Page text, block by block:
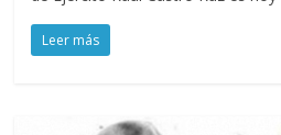
Leer más